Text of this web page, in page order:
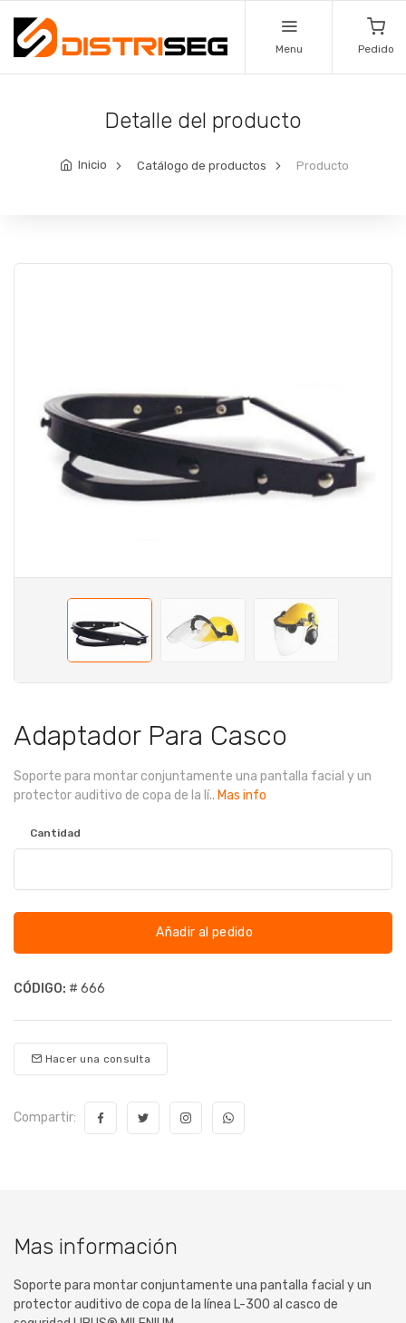
Menu Pedido
Detalle del producto
Inicio Catálogo de productos Producto
Adaptador Para Casco
Soporte para montar conjuntamente una pantalla facial y un
protector auditivo de copa de la lí.. Mas info
Cantidad
Añadir al pedido
CÓDIGO: # 666
Hacer una consulta
Compartir:
Mas información
Soporte para montar conjuntamente una pantalla facial y un
protector auditivo de copa de la línea L-300 al casco de